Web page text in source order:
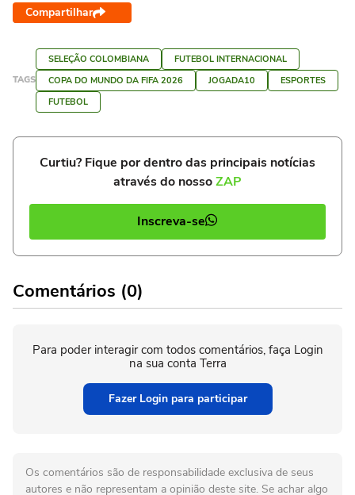
Compartilhar
TAGS
SELEÇÃO COLOMBIANA
FUTEBOL INTERNACIONAL
COPA DO MUNDO DA FIFA 2026
JOGADA10
ESPORTES
FUTEBOL
Curtiu? Fique por dentro das principais notícias
através do nossoZAP
Inscreva-se
Comentários (0)
Para poder interagir com todos comentários, faça Login
na sua conta Terra
Fazer Login para participar
Os comentários são de responsabilidade exclusiva de seus
autores e não representam a opinião deste site. Se achar algo